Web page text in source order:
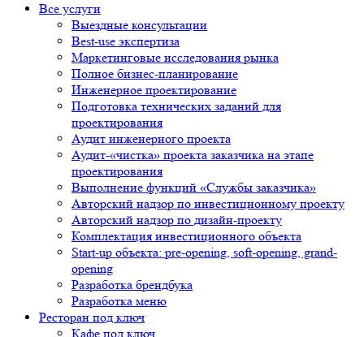
Все услуги
Выездные консультации
Best-use экспертиза
Маркетинговые исследования рынка
Полное бизнес-планирование
Инженерное проектирование
Подготовка технических заданий для
проектирования
Аудит инженерного проекта
Аудит-«чистка» проекта заказчика на этапе
проектирования
Выполнение функций «Службы заказчика»
Авторский надзор по инвестиционному проекту
Авторский надзор по дизайн-проекту
Комплектация инвестиционного объекта
Start-up объекта: pre-opening, soft-opening, grand-
opening
Разработка брендбука
Разработка меню
Ресторан под ключ
Кафе под ключ